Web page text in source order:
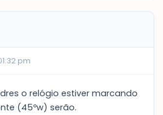
pm
o relógio estiver marcando
(45ºw) serão.